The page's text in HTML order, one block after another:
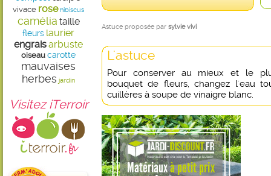
vivace rose hibiscus
camélia taille
fleurs laurier
engraisarbuste
oiseau carotte
mauvaises
herbes jardin
Visitez iTerroir
Astuce proposée par sylvie vivi
L'astuce
Pour conserver au mieux et le
bouquet de fleurs, changez l'eau
cuillères à soupe de vinaigre blanc.